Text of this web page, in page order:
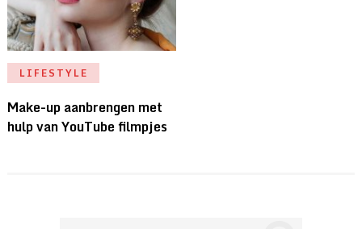
LIFESTYLE
Make-up aanbrengen met
hulp van YouTube filmpjes